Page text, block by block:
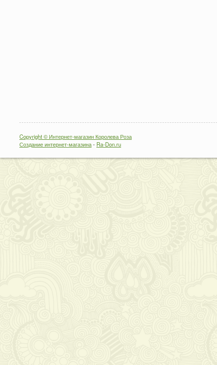
Copyright © Интернет-магазин Королева Роза
Создание интернет-магазина- Ra-Don.ru